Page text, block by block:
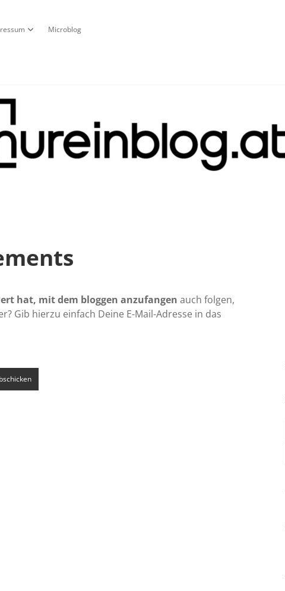
öffnen
Dropdown-Menü öffnen
Microblog
hat, mit dem bloggen anzufangen auch folgen,
Gib hierzu einfach Deine E-Mail-Adresse in das